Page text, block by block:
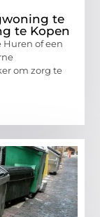
te
te Kopen
of een
om zorg te